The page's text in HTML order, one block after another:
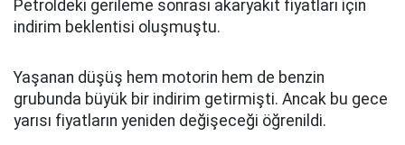
Petroldeki gerileme sonrası akaryakıt fiyatları için
indirim beklentisi oluşmuştu.
Yaşanan düşüş hem motorin hem de benzin
grubunda büyük bir indirim getirmişti. Ancak bu gece
yarısı fiyatların yeniden değişeceği öğrenildi.